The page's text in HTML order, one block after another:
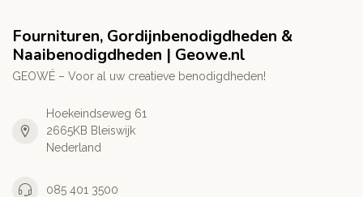
Fournituren, Gordijnbenodigdheden &
Naaibenodigdheden | Geowe.nl
GEOWÉ – Voor al uw creatieve benodigdheden!
Hoekeindseweg 61
2665KB Bleiswijk
Nederland
085 401 3500